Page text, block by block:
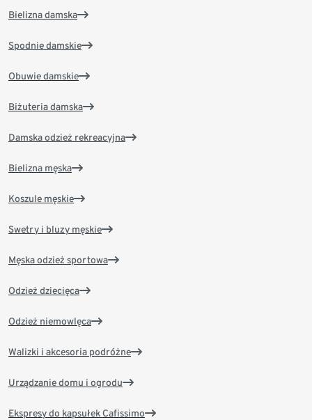
Bielizna damska
Spodnie damskie
Obuwie damskie
Biżuteria damska
Damska odzież rekreacyjna
Bielizna męska
Koszule męskie
Swetry i bluzy męskie
Męska odzież sportowa
Odzież dziecięca
Odzież niemowlęca
Walizki i akcesoria podróżne
Urządzanie domu i ogrodu
Ekspresy do kapsułek Cafissimo